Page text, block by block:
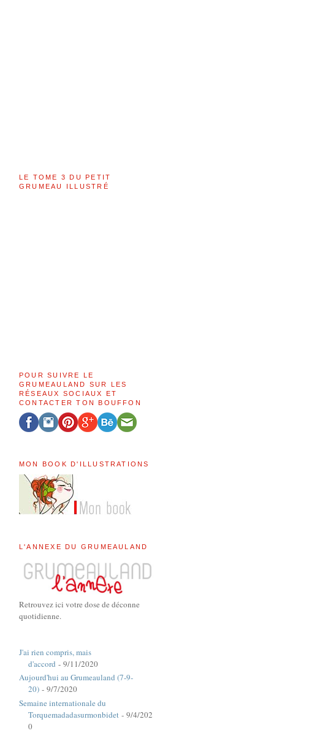
LE TOME 3 DU PETIT
GRUMEAU ILLUSTRÉ
POUR SUIVRE LE
GRUMEAULAND SUR LES
RÉSEAUX SOCIAUX ET
CONTACTER TON BOUFFON
MON BOOK D'ILLUSTRATIONS
L'ANNEXE DU GRUMEAULAND
Retrouvez ici votre dose de déconne
quotidienne.
J'ai rien compris, mais
d'accord - 9/11/2020
Aujourd'hui au Grumeauland (7-9-
20) - 9/7/2020
Semaine internationale du
Torquemadadasurmonbidet - 9/4/202
0